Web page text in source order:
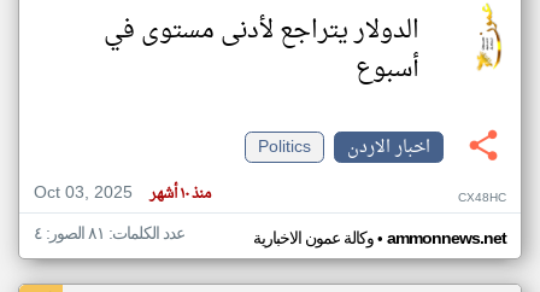
الدولار يتراجع لأدنى مستوى في
أسبوع
اخبار الاردن
Politics
Oct 03, 2025
منذ ١٠ أشهر CX48HC
وكالة عمون الاخبارية• ammonnews.net عدد الكلمات: ٨١ الصور: ٤